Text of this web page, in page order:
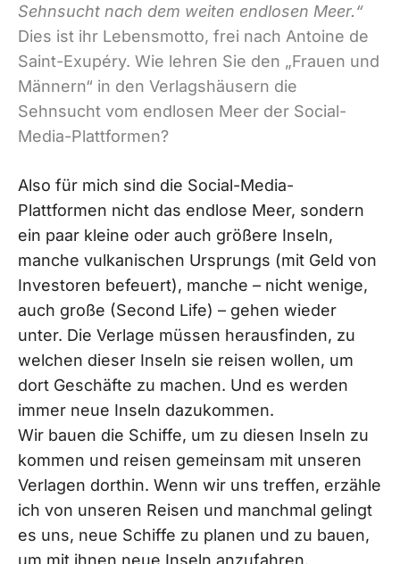
Sehnsucht nach dem weiten endlosen Meer.“
Dies ist ihr Lebensmotto, frei nach Antoine de
Saint-Exupéry. Wie lehren Sie den „Frauen und
Männern“ in den Verlagshäusern die
Sehnsucht vom endlosen Meer der Social-
Media-Plattformen?
Also für mich sind die Social-Media-
Plattformen nicht das endlose Meer, sondern
ein paar kleine oder auch größere Inseln,
manche vulkanischen Ursprungs (mit Geld von
Investoren befeuert), manche – nicht wenige,
auch große (Second Life) – gehen wieder
unter. Die Verlage müssen herausfinden, zu
welchen dieser Inseln sie reisen wollen, um
dort Geschäfte zu machen. Und es werden
immer neue Inseln dazukommen.
Wir bauen die Schiffe, um zu diesen Inseln zu
kommen und reisen gemeinsam mit unseren
Verlagen dorthin. Wenn wir uns treffen, erzähle
ich von unseren Reisen und manchmal gelingt
es uns, neue Schiffe zu planen und zu bauen,
um mit ihnen neue Inseln anzufahren.